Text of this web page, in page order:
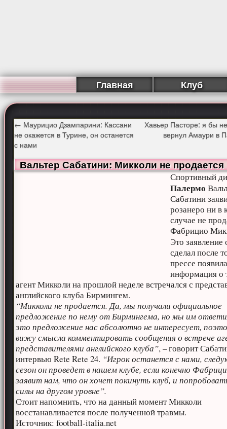
Главная Клуб
← Маурицио Дзампарини: Кассани
не окажется в Турине, он останется
с нами
Хавьер Пасторе: я бы
вернул Амаури в
Вальтер Сабатини: Микколи не продается
Спортивный
Палермо
Сабатини
розанеро ни в
случае не
Фабрицио
Это заявление
сделал после
прессе
информация о
агент Микколи на прошлой неделе встречался с
английского клуба Бирмингем.
“Микколи не продается. Да, мы получали официальное
предложение по нему от Бирмингема, но мы им
это предложение нас абсолютно не интересует,
вижу смысла комментировать сообщения о встрече
представителями английского клуба”, – говорит
интервью Rete Rete 24. “Игрок останется с нами,
сезон он проведет в нашем клубе, если конечно
заявит нам, что он хочет покинуть клуб, и
силы на другом уровне”.
Стоит напомнить, что на данный момент Микколи
восстанавливается после полученной травмы.
Источник: football-italia.net